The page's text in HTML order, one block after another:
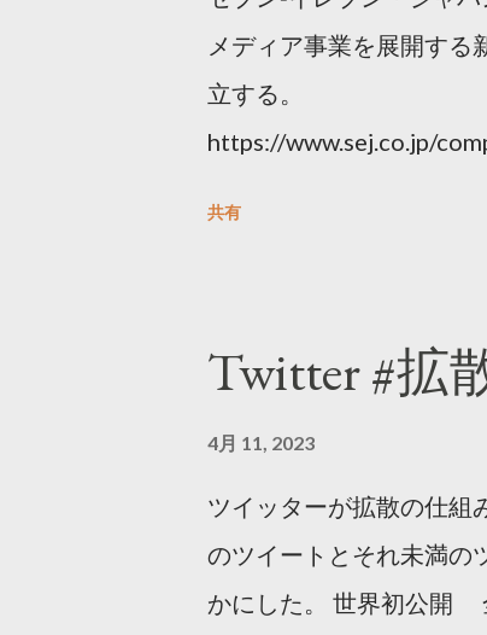
メディア事業を展開する
立する。
https://www.sej.co.jp/
共有
Twitter #拡
4月 11, 2023
ツイッターが拡散の仕組
のツイートとそれ未満の
かにした。 世界初公開